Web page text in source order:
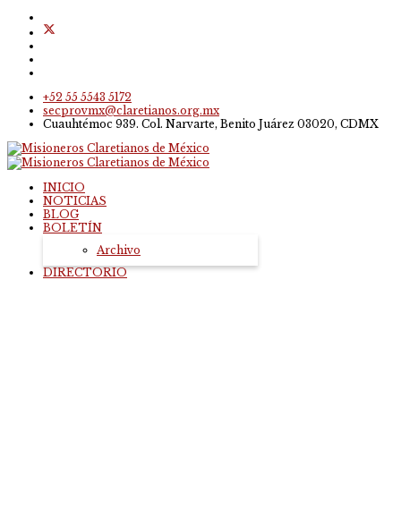
+52 55 5543 5172
secprovmx@claretianos.org.mx
Cuauhtémoc 939. Col. Narvarte, Benito Juárez 03020, CDMX
INICIO
NOTICIAS
BLOG
BOLETÍN
Archivo
DIRECTORIO